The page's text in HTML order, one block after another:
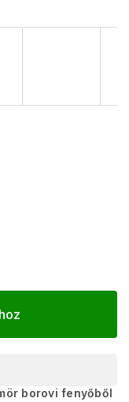
borovi fenyőből